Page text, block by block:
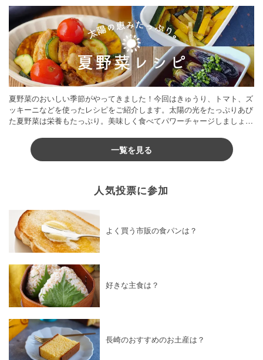
夏野菜のおいしい季節がやってきました！今回はきゅうり、トマト、ズ
ッキーニなどを使ったレシピをご紹介します。太陽の光をたっぷりあび
た夏野菜は栄養もたっぷり。美味しく食べてパワーチャージしましょう
一覧を見る
人気投票に参加
よく買う市販の食パンは？
好きな主食は？
長崎のおすすめのお土産は？